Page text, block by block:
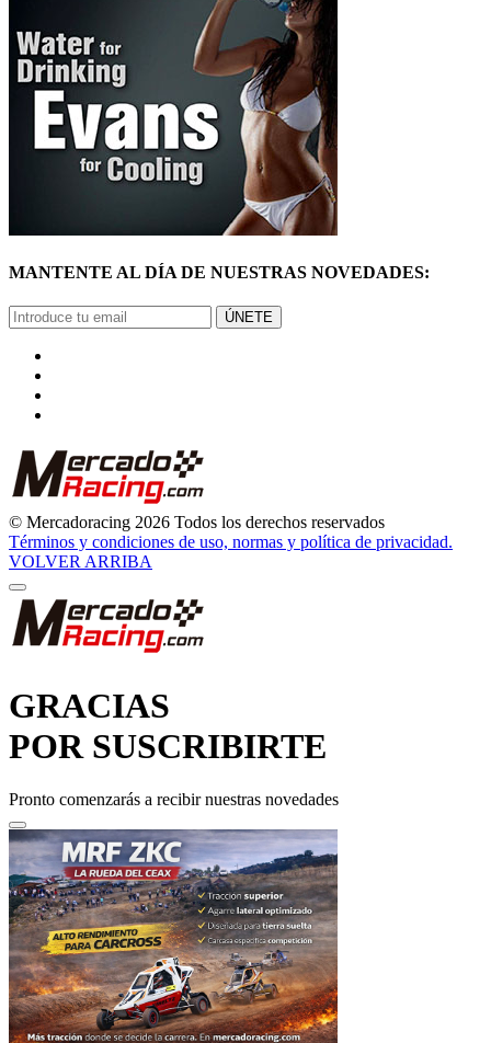
MANTENTE AL DÍA DE NUESTRAS NOVEDADES:
ÚNETE
© Mercadoracing 2026 Todos los derechos reservados
Términos y condiciones de uso, normas y política de privacidad.
VOLVER ARRIBA
GRACIAS
POR SUSCRIBIRTE
Pronto comenzarás a recibir nuestras novedades